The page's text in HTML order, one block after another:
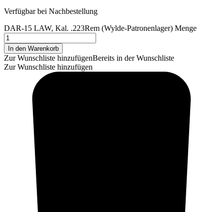
Verfügbar bei Nachbestellung
DAR-15 LAW, Kal. .223Rem (Wylde-Patronenlager) Menge
In den Warenkorb
Zur Wunschliste hinzufügenBereits in der Wunschliste
Zur Wunschliste hinzufügen